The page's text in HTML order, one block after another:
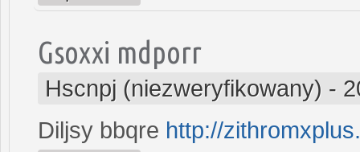
Gsoxxi mdporr
Hscnpj (niezweryfikowany) -
Diljsy bbqre http://